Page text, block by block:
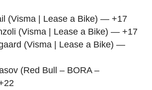
(Visma | Lease a Bike) — +17
(Visma | Lease a Bike) — +17
(Visma | Lease a Bike) —
(Red Bull – BORA –